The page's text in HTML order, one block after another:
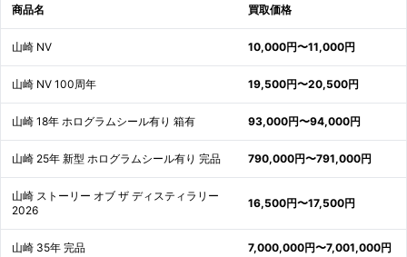
商品名 買取価格
山崎 NV 10,000円〜11,000円
山崎 NV 100周年 19,500円〜20,500円
山崎 18年 ホログラムシール有り 箱有 93,000円〜94,000円
山崎 25年 新型 ホログラムシール有り 完品 790,000円〜791,000円
山崎 ストーリー オブ ザ ディスティラリー
2026
16,500円〜17,500円
山崎 35年 完品 7,000,000円〜7,001,000円